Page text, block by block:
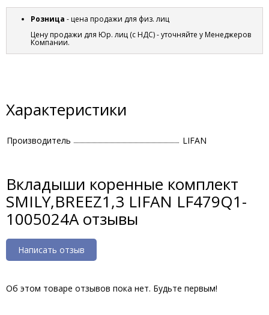
Розница - цена продажи для физ. лиц
Цену продажи для Юр. лиц (с НДС) - уточняйте у Менеджеров
Компании.
Характеристики
Производитель LIFAN
Вкладыши коренные комплект
SMILY,BREEZ1,3 LIFAN LF479Q1-
1005024A отзывы
Написать отзыв
Об этом товаре отзывов пока нет. Будьте первым!